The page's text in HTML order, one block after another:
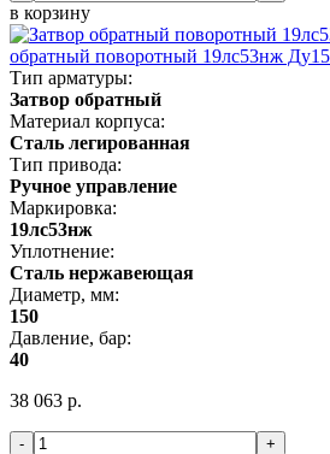
в корзину
обратный поворотный 19лс53нж
Тип арматуры:
Затвор обратный
Материал корпуса:
Сталь легированная
Тип привода:
Ручное управление
Маркировка:
19лс53нж
Уплотнение:
Сталь нержавеющая
Диаметр, мм:
150
Давление, бар:
40
38 063 р.
- +